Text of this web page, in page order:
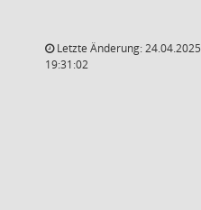
Letzte Änderung: 24.04.2025
19:31:02